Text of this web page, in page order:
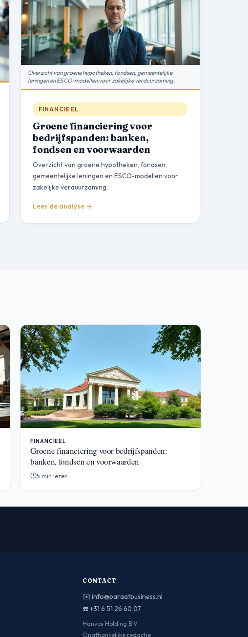
Overzicht van groene hypotheken, fondsen, gemeentelijke
leningen en ESCO-modellen voor zakelijke verduurzaming.
FINANCIEEL
Groene financiering voor
bedrijfspanden: banken,
fondsen en voorwaarden
Overzicht van groene hypotheken, fondsen,
gemeentelijke leningen en ESCO-modellen voor
zakelijke verduurzaming.
Lees de analyse →
FINANCIEEL
Groene financiering voor bedrijfspanden:
banken, fondsen en voorwaarden
5 min lezen
CONTACT
✉️info@paraatbusiness.nl
☎️+31 6 51 26 60 07
Hanvos Holding B.V.
Onafhankelijke redactie